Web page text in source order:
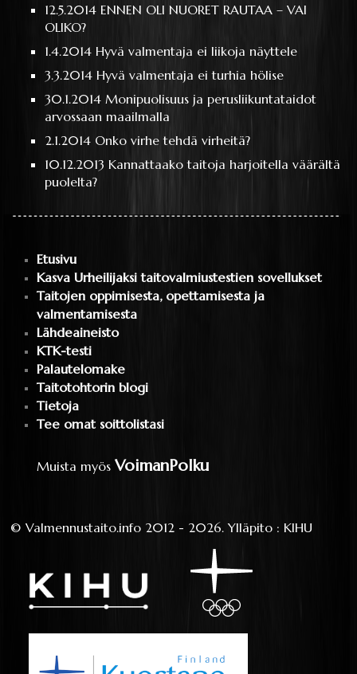
12.5.2014ENNEN OLI NUORET RAUTAA – VAI
OLIKO?
1.4.2014Hyvä valmentaja ei liikoja näyttele
3.3.2014Hyvä valmentaja ei turhia hölise
30.1.2014 Monipuolisuus ja perusliikuntataidot
arvossaan maailmalla
2.1.2014 Onko virhe tehdä virheitä?
10.12.2013Kannattaako taitoja harjoitella väärältä
puolelta?
Etusivu
Kasva Urheilijaksi taitovalmiustestien sovellukset
Taitojen oppimisesta, opettamisesta ja
valmentamisesta
Lähdeaineisto
KTK-testi
Palautelomake
Taitotohtorin blogi
Tietoja
Tee omat soittolistasi
Muista myös VoimanPolku
© Valmennustaito.info2012 - 2026.Ylläpito: KIHU